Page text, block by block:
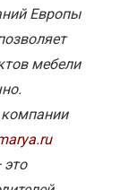
Европы
мебели